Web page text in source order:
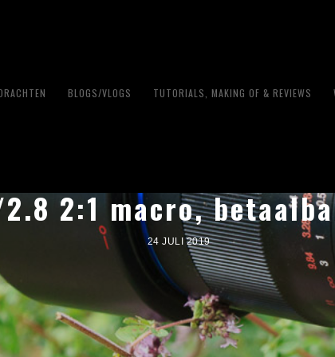
BLOGS/VLOGS TUTORIALS, MAKING OF & REVIEWS
2:1 macro,
24 JULI 2019